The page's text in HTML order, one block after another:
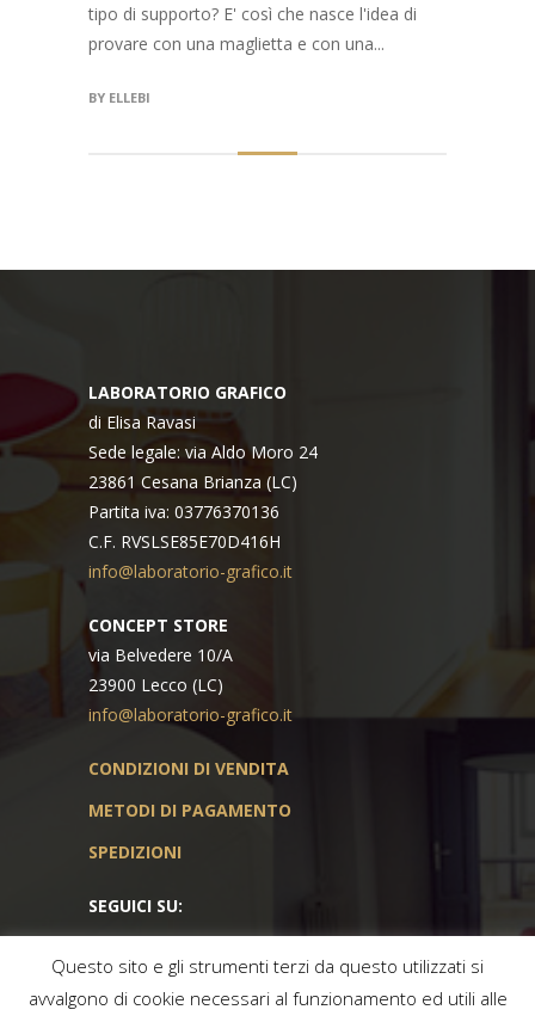
tipo di supporto? E' così che nasce l'idea di
provare con una maglietta e con una...
BY ELLEBI
LABORATORIO GRAFICO
di Elisa Ravasi
Sede legale: via Aldo Moro 24
23861 Cesana Brianza (LC)
Partita iva: 03776370136
C.F. RVSLSE85E70D416H
info@laboratorio-grafico.it
CONCEPT STORE
via Belvedere 10/A
23900 Lecco (LC)
info@laboratorio-grafico.it
CONDIZIONI DI VENDITA
METODI DI PAGAMENTO
SPEDIZIONI
SEGUICI SU:
Questo sito e gli strumenti terzi da questo utilizzati si
avvalgono di cookie necessari al funzionamento ed utili alle